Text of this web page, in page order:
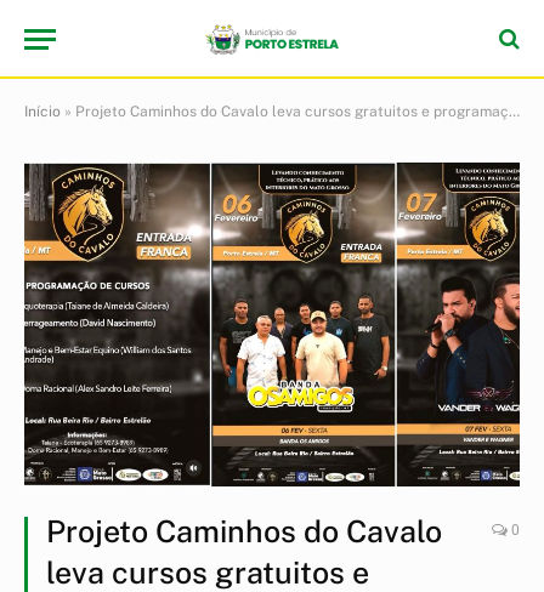
Início » Projeto Caminhos do Cavalo leva cursos gratuitos e programação cultural a Porto Estrela
Projeto Caminhos do Cavalo
leva cursos gratuitos e
0